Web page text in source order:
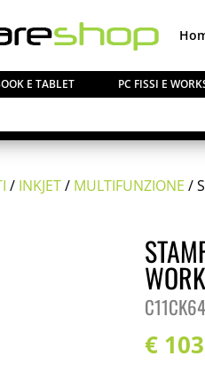
E TABLET PC FISSI E
/ INKJET/ MULTIFUNZIONE /
€